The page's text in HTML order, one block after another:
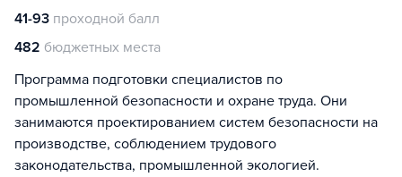
41-93 проходной балл
482 бюджетных места
Программа подготовки специалистов по
промышленной безопасности и охране труда. Они
занимаются проектированием систем безопасности на
производстве, соблюдением трудового
законодательства, промышленной экологией.